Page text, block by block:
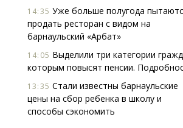
14:35 Уже больше полугода
продать ресторан с видом на
барнаульский «Арбат»
14:05 Выделили три категории
которым повысят пенсии.
13:35 Стали известны барнаульские
цены на сбор ребенка в школу и
способы сэкономить